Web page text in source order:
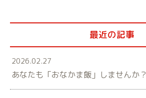
最近の記事
2026.02.27
あなたも「おなかま飯」しませんか？